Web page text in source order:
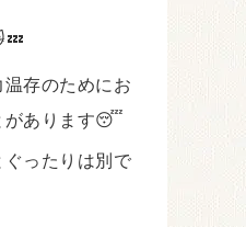
存のためにお
があります😴
ったりは別で